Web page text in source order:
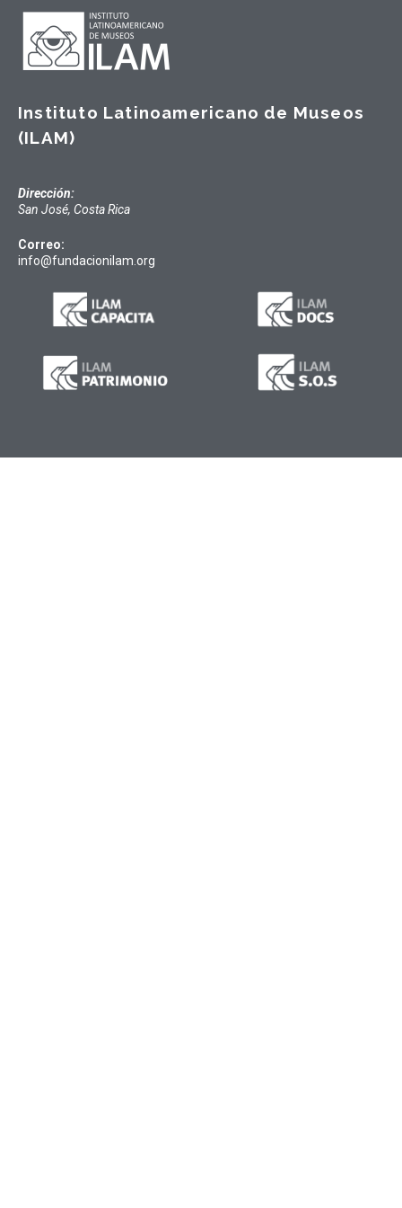
Instituto Latinoamericano de Museos
(ILAM)
Dirección:
San José, Costa Rica
Correo:
info@fundacionilam.org